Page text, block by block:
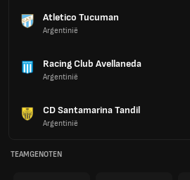
Atletico Tucuman
Argentinië
Racing Club Avellaneda
Argentinië
CD Santamarina Tandil
Argentinië
TEAMGENOTEN